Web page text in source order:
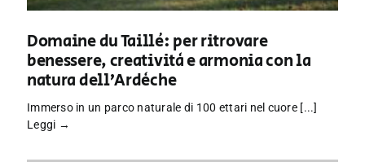
Domaine du Taillé: per ritrovare
benessere, creatività e armonia con la
natura dell’Ardèche
Immerso in un parco naturale di 100 ettari nel cuore [...]
Leggi →